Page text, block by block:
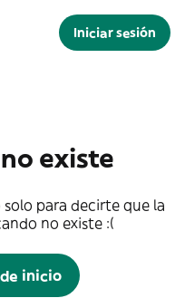
Iniciar sesión
existe
para decirte que la
no existe :(
inicio